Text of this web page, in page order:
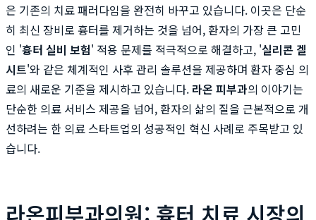
은 기존의 치료 패러다임을 완전히 바꾸고 있습니다. 이곳은 단순
히 최신 장비로 흉터를 제거하는 것을 넘어, 환자의 가장 큰 고민
인 '흉터 실비 보험' 적용 문제를 적극적으로 해결하고, '실리콘 겔
시트'와 같은 체계적인 사후 관리 솔루션을 제공하며 환자 중심 의
료의 새로운 기준을 제시하고 있습니다. 라온 피부과의 이야기는
단순한 의료 서비스 제공을 넘어, 환자의 삶의 질을 근본적으로 개
선하려는 한 의료 스타트업의 성공적인 혁신 사례로 주목받고 있
습니다.
라온피부과의원: 흉터 치료 시장의